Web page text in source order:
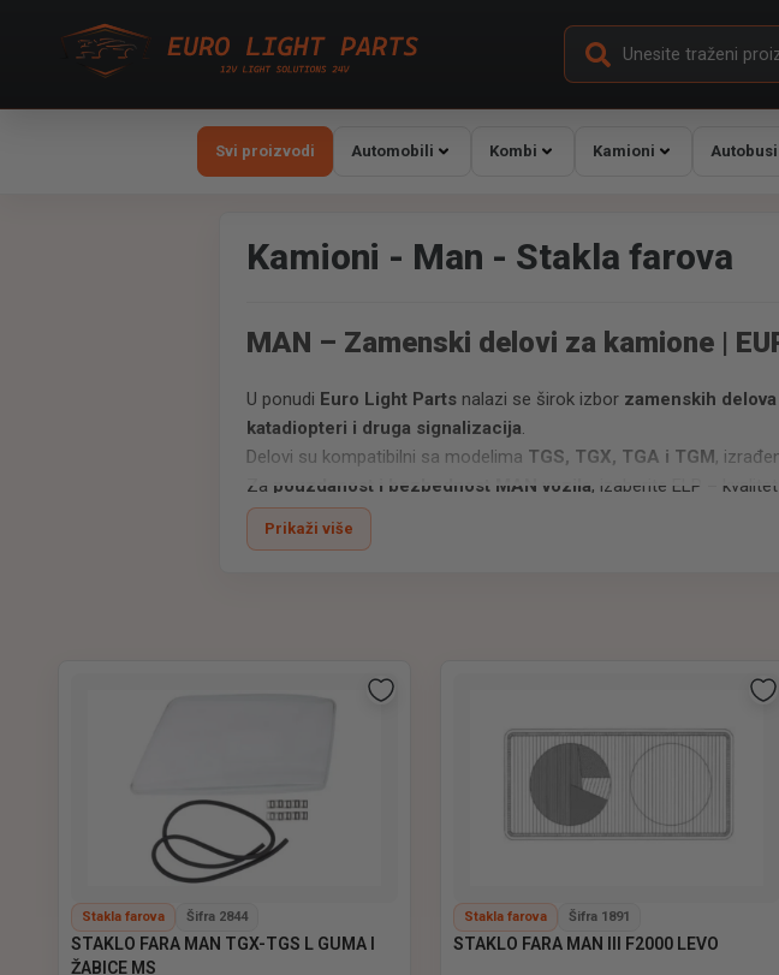
Svi proizvodi Automobili Kombi Kamioni Autobusi
Kamioni - Man - Stakla farova
MAN – Zamenski delovi za kamione |
U ponudi Euro Light Parts nalazi se širok izbor zamenskih
katadiopteri i druga signalizacija.
Delovi su kompatibilni sa modelima TGS, TGX, TGA i TGM,
Za pouzdanost i bezbednost MAN vozila, izaberite ELP –
Stakla farova za kamione | Euro Light
ravna, konveksna i ugrejana stakla
, koja
ELP – pouzdana stakla farova za optimalnu vidljivost i
Prikaži više
Stakla farova Šifra 2844
STAKLO FARA MAN TGX-TGS L GUMA I
ŽABICE MS
Stakla farova Šifra 1891
STAKLO FARA MAN III F2000 LEVO